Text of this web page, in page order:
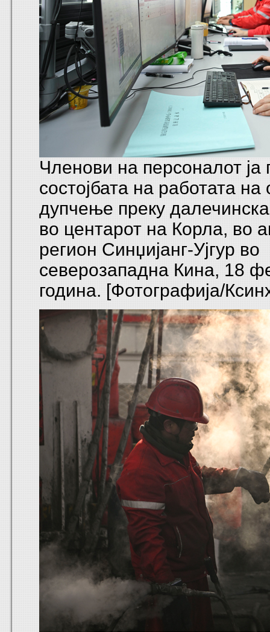
Членови на персоналот ја
состојбата на работата
дупчење преку
во центарот на Корла, во
регион Синџијанг-Ујгур во
северозападна Кина, 18
година. [Фотографија/